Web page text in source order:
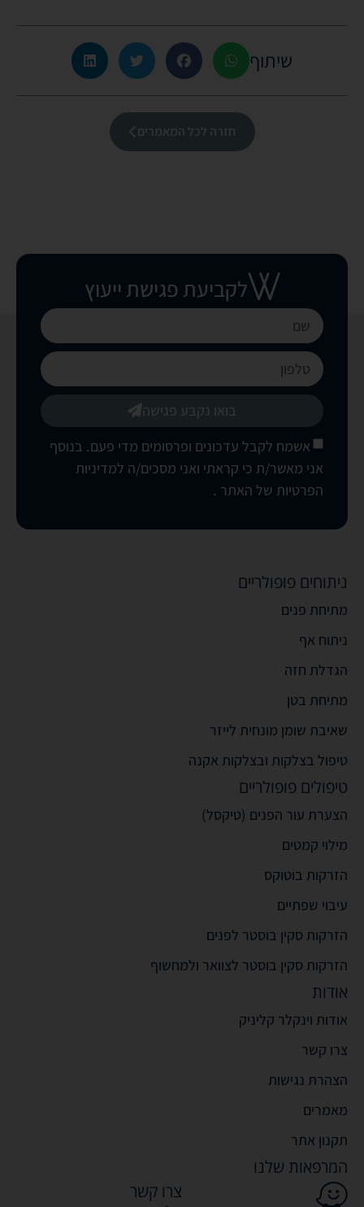
שיתוף
חזרה לכל המאמרים
לקביעת פגישת ייעוץ
אשמח לקבל עדכונים ופרסומים מדי פעם. בנוסף
אני מאשר/ת כי קראתי ואני מסכים/ה למדיניות
הפרטיות של האתר .
בואו נקבע פגישה
ניתוחים פופולריים
מתיחת פנים
ניתוח אף
הגדלת חזה
מתיחת בטן
שאיבת שומן מונחית לייזר
טיפול בצלקות ובצלקות אקנה
טיפולים פופולריים
הצערת עור הפנים (טיקסל)
מילוי קמטים
הזרקות בוטוקס
עיבוי שפתיים
הזרקות סקין בוסטר לפנים
הזרקות סקין בוסטר לצוואר ולמחשוף
אודות
אודות וינקלר קליניק
צרו קשר
הצהרת נגישות
מאמרים
תקנון אתר
המרפאות שלנו
צרו קשר